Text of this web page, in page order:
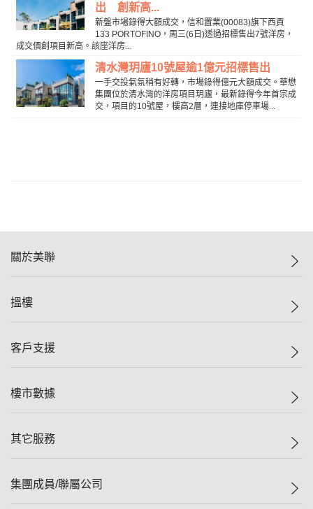
出 創新高...
新盤市場錄得大額成交，信和置業(00083)旗下西貢
133 PORTOFINO，周三(6日)透過招標售出7號洋房，
成交價創項目新高。該座洋房...
清水灣玥廬10號屋逾1億元招標售出
一手交投氣氛稍有好轉，市場錄得億元大額成交。華懋
集團位於清水灣的洋房項目玥廬，最新錄得今年首宗成
交，項目的10號屋，樓高2層，連接地庫停車場...
關於美聯
美聯集團
人才招募
搵樓
一手新盤
減價
美聯豪宅
獨家樓盤
租盤
客戶支援
自助放盤
查詢熱線
按揭計算機
負擔能力計算機
樓市數據
樓價指數
歷史成交
其它服務
屋苑專頁
集團成員/聯屬公司